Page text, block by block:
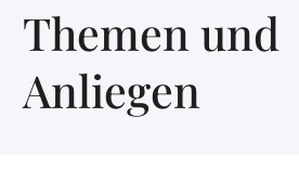
Themen und
Anliegen